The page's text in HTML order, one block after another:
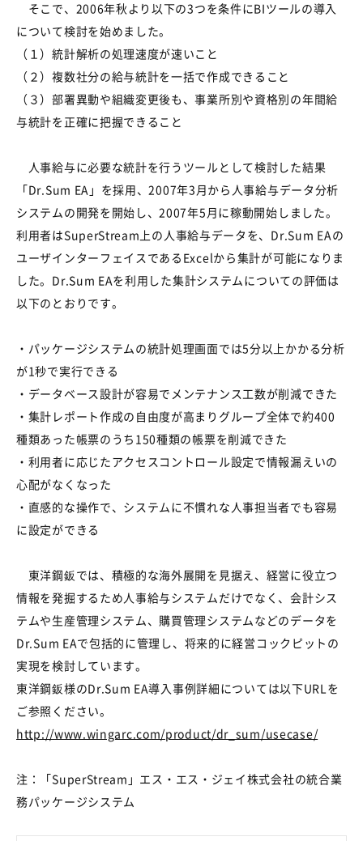
そこで、2006年秋より以下の3つを条件にBIツールの導入
について検討を始めました。
（１）統計解析の処理速度が速いこと
（２）複数社分の給与統計を一括で作成できること
（３）部署異動や組織変更後も、事業所別や資格別の年間給
与統計を正確に把握できること
人事給与に必要な統計を行うツールとして検討した結果
「Dr.Sum EA」を採用、2007年3月から人事給与データ分析
システムの開発を開始し、2007年5月に稼動開始しました。
利用者はSuperStream上の人事給与データを、Dr.Sum EAの
ユーザインターフェイスであるExcelから集計が可能になりま
した。Dr.Sum EAを利用した集計システムについての評価は
以下のとおりです。
・パッケージシステムの統計処理画面では5分以上かかる分析
が1秒で実行できる
・データベース設計が容易でメンテナンス工数が削減できた
・集計レポート作成の自由度が高まりグループ全体で約400
種類あった帳票のうち150種類の帳票を削減できた
・利用者に応じたアクセスコントロール設定で情報漏えいの
心配がなくなった
・直感的な操作で、システムに不慣れな人事担当者でも容易
に設定ができる
東洋鋼鈑では、積極的な海外展開を見据え、経営に役立つ
情報を発掘するため人事給与システムだけでなく、会計シス
テムや生産管理システム、購買管理システムなどのデータを
Dr.Sum EAで包括的に管理し、将来的に経営コックピットの
実現を検討しています。
東洋鋼鈑様のDr.Sum EA導入事例詳細については以下URLを
ご参照ください。
http://www.wingarc.com/product/dr_sum/usecase/
注：「SuperStream」エス・エス・ジェイ株式会社の統合業
務パッケージシステム